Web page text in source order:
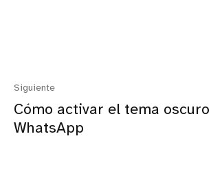
Siguiente
Cómo activar el tema
WhatsApp